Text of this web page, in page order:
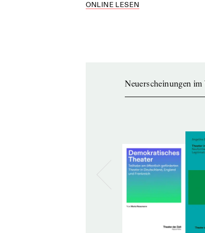
ONLINE LESEN
Neuerscheinungen im